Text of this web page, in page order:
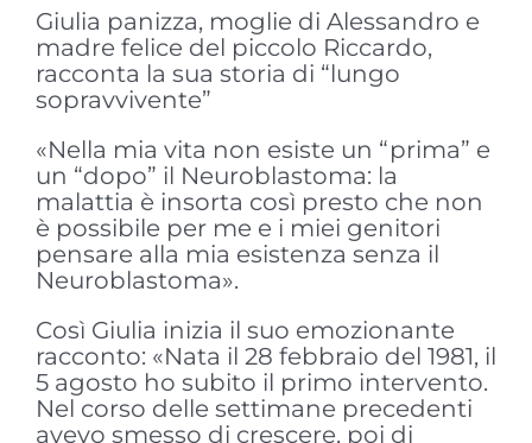
Giulia panizza, moglie di Alessandro e
madre felice del piccolo Riccardo,
racconta la sua storia di “lungo
sopravvivente”
«Nella mia vita non esiste un “prima” e
un “dopo” il Neuroblastoma: la
malattia è insorta così presto che non
è possibile per me e i miei genitori
pensare alla mia esistenza senza il
Neuroblastoma».
Così Giulia inizia il suo emozionante
racconto: «Nata il 28 febbraio del 1981, il
5 agosto ho subito il primo intervento.
Nel corso delle settimane precedenti
avevo smesso di crescere, poi di